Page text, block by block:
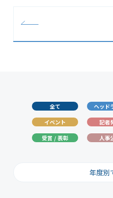
全て ヘッド
イベント
記者
受賞 / 表彰
人事
年度別